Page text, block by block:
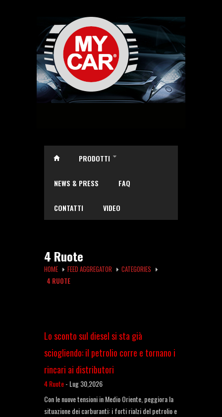
PRODOTTI
NEWS & PRESS FAQ
CONTATTI VIDEO
4 Ruote
HOME FEED AGGREGATOR
CATEGORIES
4 RUOTE
Lo sconto sul diesel si sta già
sciogliendo: il petrolio corre e tornano i
rincari ai distributori
4 Ruote- Lug 30,2026
Con le nuove tensioni in Medio Oriente, peggiora la
situazione dei carburanti: i forti rialzi del petrolio e